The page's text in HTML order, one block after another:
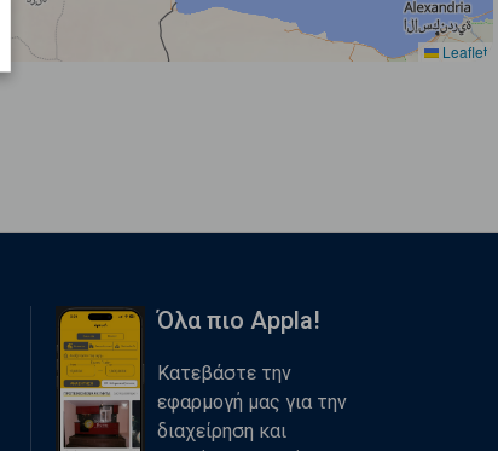
Leaflet
Όλα πιο Appla!
Κατεβάστε την
εφαρμογή μας για την
διαχείρηση και